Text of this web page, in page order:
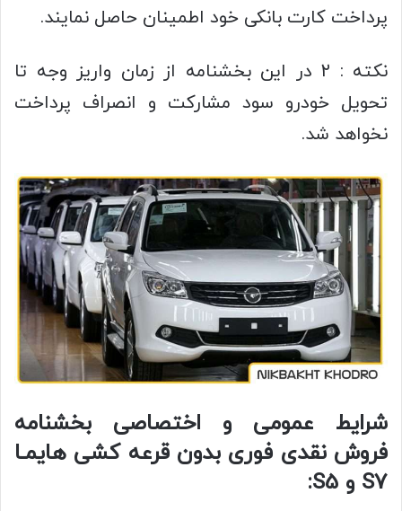
پرداخت کارت بانکی خود اطمینان حاصل نمایند.
نکته : ۲ در این بخشنامه از زمان واریز وجه تا
تحویل خودرو سود مشارکت و انصراف پرداخت
نخواهد شد.
شرایط عمومی و اختصاصی بخشنامه
فروش نقدی فوری بدون قرعه کشی هایمـا
S7 و S5: